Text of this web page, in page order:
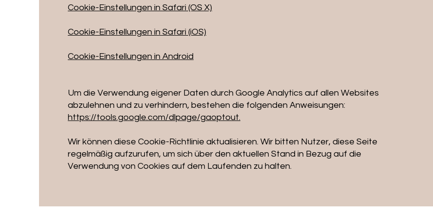
Cookie-Einstellungen in Safari (OS X)
Cookie-Einstellungen in Safari (iOS)
Cookie-Einstellungen in Android
Um die Verwendung eigener Daten durch Google Analytics auf allen Websites
abzulehnen und zu verhindern, bestehen die folgenden Anweisungen:
https://tools.google.com/dlpage/gaoptout.
Wir können diese Cookie-Richtlinie aktualisieren. Wir bitten Nutzer, diese Seite
regelmäßig aufzurufen, um sich über den aktuellen Stand in Bezug auf die
Verwendung von Cookies auf dem Laufenden zu halten.